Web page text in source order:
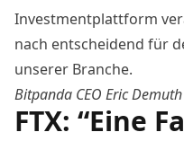
Investmentplattform
nach entscheidend für
unserer Branche.
Bitpanda CEO Eric Demuth
FTX: “Eine